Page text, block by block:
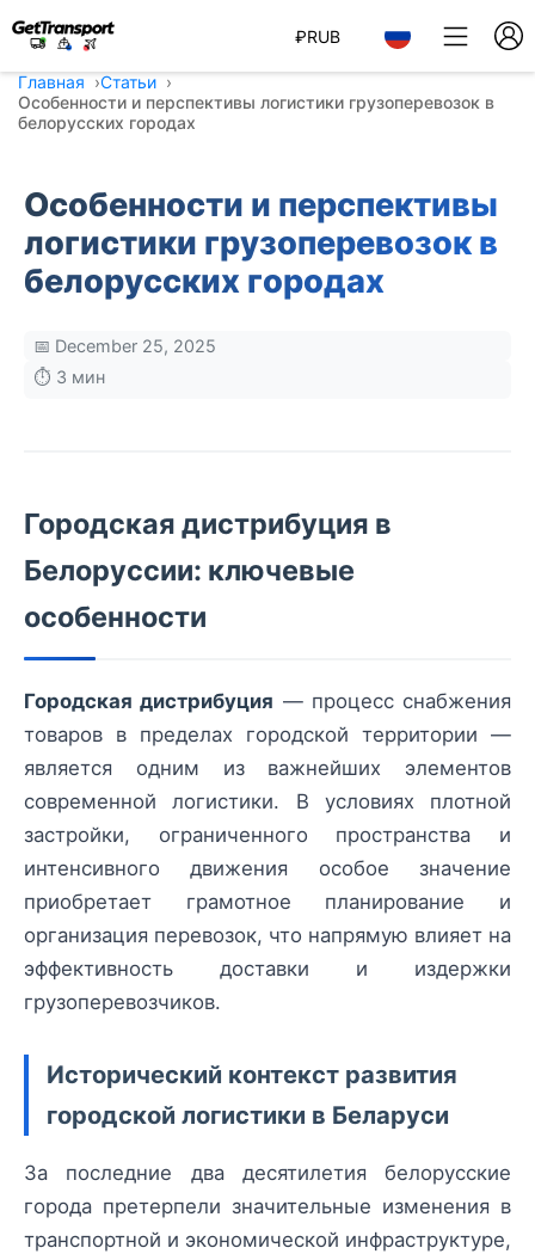
₽RUB
Главная
Статьи
Особенности и перспективы логистики грузоперевозок в
белорусских городах
Особенности и перспективы
логистики грузоперевозок в
белорусских городах
📅 December 25, 2025
⏱️ 3 мин
Городская дистрибуция в
Белоруссии: ключевые
особенности
Городская дистрибуция — процесс снабжения
товаров в пределах городской территории —
является одним из важнейших элементов
современной логистики. В условиях плотной
застройки, ограниченного пространства и
интенсивного движения особое значение
приобретает грамотное планирование и
организация перевозок, что напрямую влияет на
эффективность доставки и издержки
грузоперевозчиков.
Исторический контекст развития
городской логистики в Беларуси
За последние два десятилетия белорусские
города претерпели значительные изменения в
транспортной и экономической инфраструктуре,